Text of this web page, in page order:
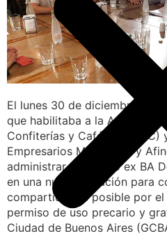
El lunes 30 de diciembre
que habilitaba a la
Confiterías y Cafés (AHRCC)
Empresarios Madereros y
administrar el icónico ex BA
en una nueva licitación para
compartida fue posible por
permiso de uso precario y
Ciudad de Buenos Aires